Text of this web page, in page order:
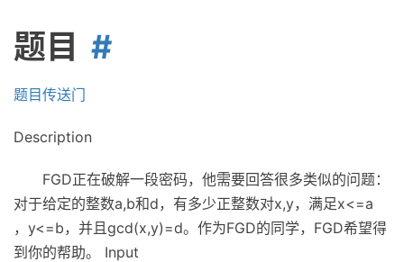
题目
题目传送门
Description
FGD正在破解一段密码，他需要回答很多类似的问题：
对于给定的整数a,b和d，有多少正整数对x,y，满足x<=a
，y<=b，并且gcd(x,y)=d。作为FGD的同学，FGD希望得
到你的帮助。 Input